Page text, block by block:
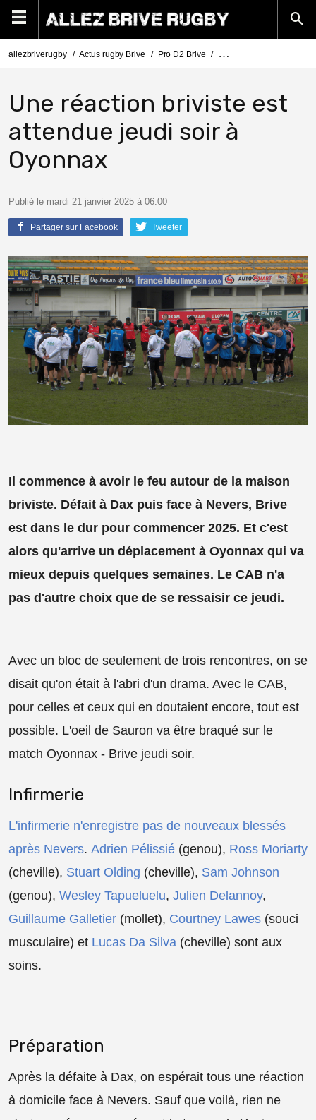
allezbriverugby Actus rugby Brive Pro D2 Brive Le CA Brive se prépare
Une réaction briviste est
attendue jeudi soir à
Oyonnax
Publié le mardi 21 janvier 2025 à 06:00
Partager sur Facebook Tweeter
Il commence à avoir le feu autour de la maison
briviste. Défait à Dax puis face à Nevers, Brive
est dans le dur pour commencer 2025. Et c'est
alors qu'arrive un déplacement à Oyonnax qui va
mieux depuis quelques semaines. Le CAB n'a
pas d'autre choix que de se ressaisir ce jeudi.
Avec un bloc de seulement de trois rencontres, on se
disait qu'on était à l'abri d'un drama. Avec le CAB,
pour celles et ceux qui en doutaient encore, tout est
possible. L'oeil de Sauron va être braqué sur le
match Oyonnax - Brive jeudi soir.
Infirmerie
L'infirmerie n'enregistre pas de nouveaux blessés
après Nevers. Adrien Pélissié (genou), Ross Moriarty
(cheville), Stuart Olding (cheville), Sam Johnson
(genou), Wesley Tapueluelu, Julien Delannoy,
Guillaume Galletier (mollet), Courtney Lawes (souci
musculaire) et Lucas Da Silva (cheville) sont aux
soins.
Préparation
Après la défaite à Dax, on espérait tous une réaction
à domicile face à Nevers. Sauf que voilà, rien ne